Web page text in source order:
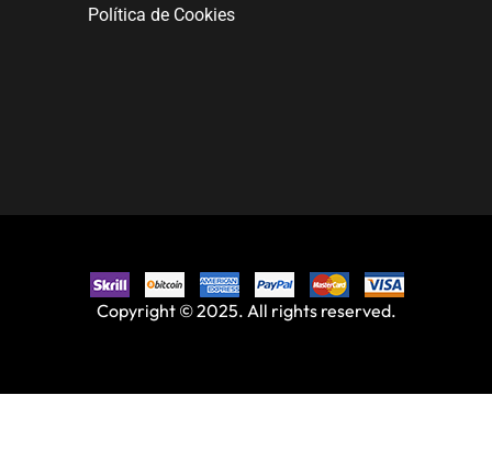
Política de Cookies
Copyright © 2025. All rights reserved.